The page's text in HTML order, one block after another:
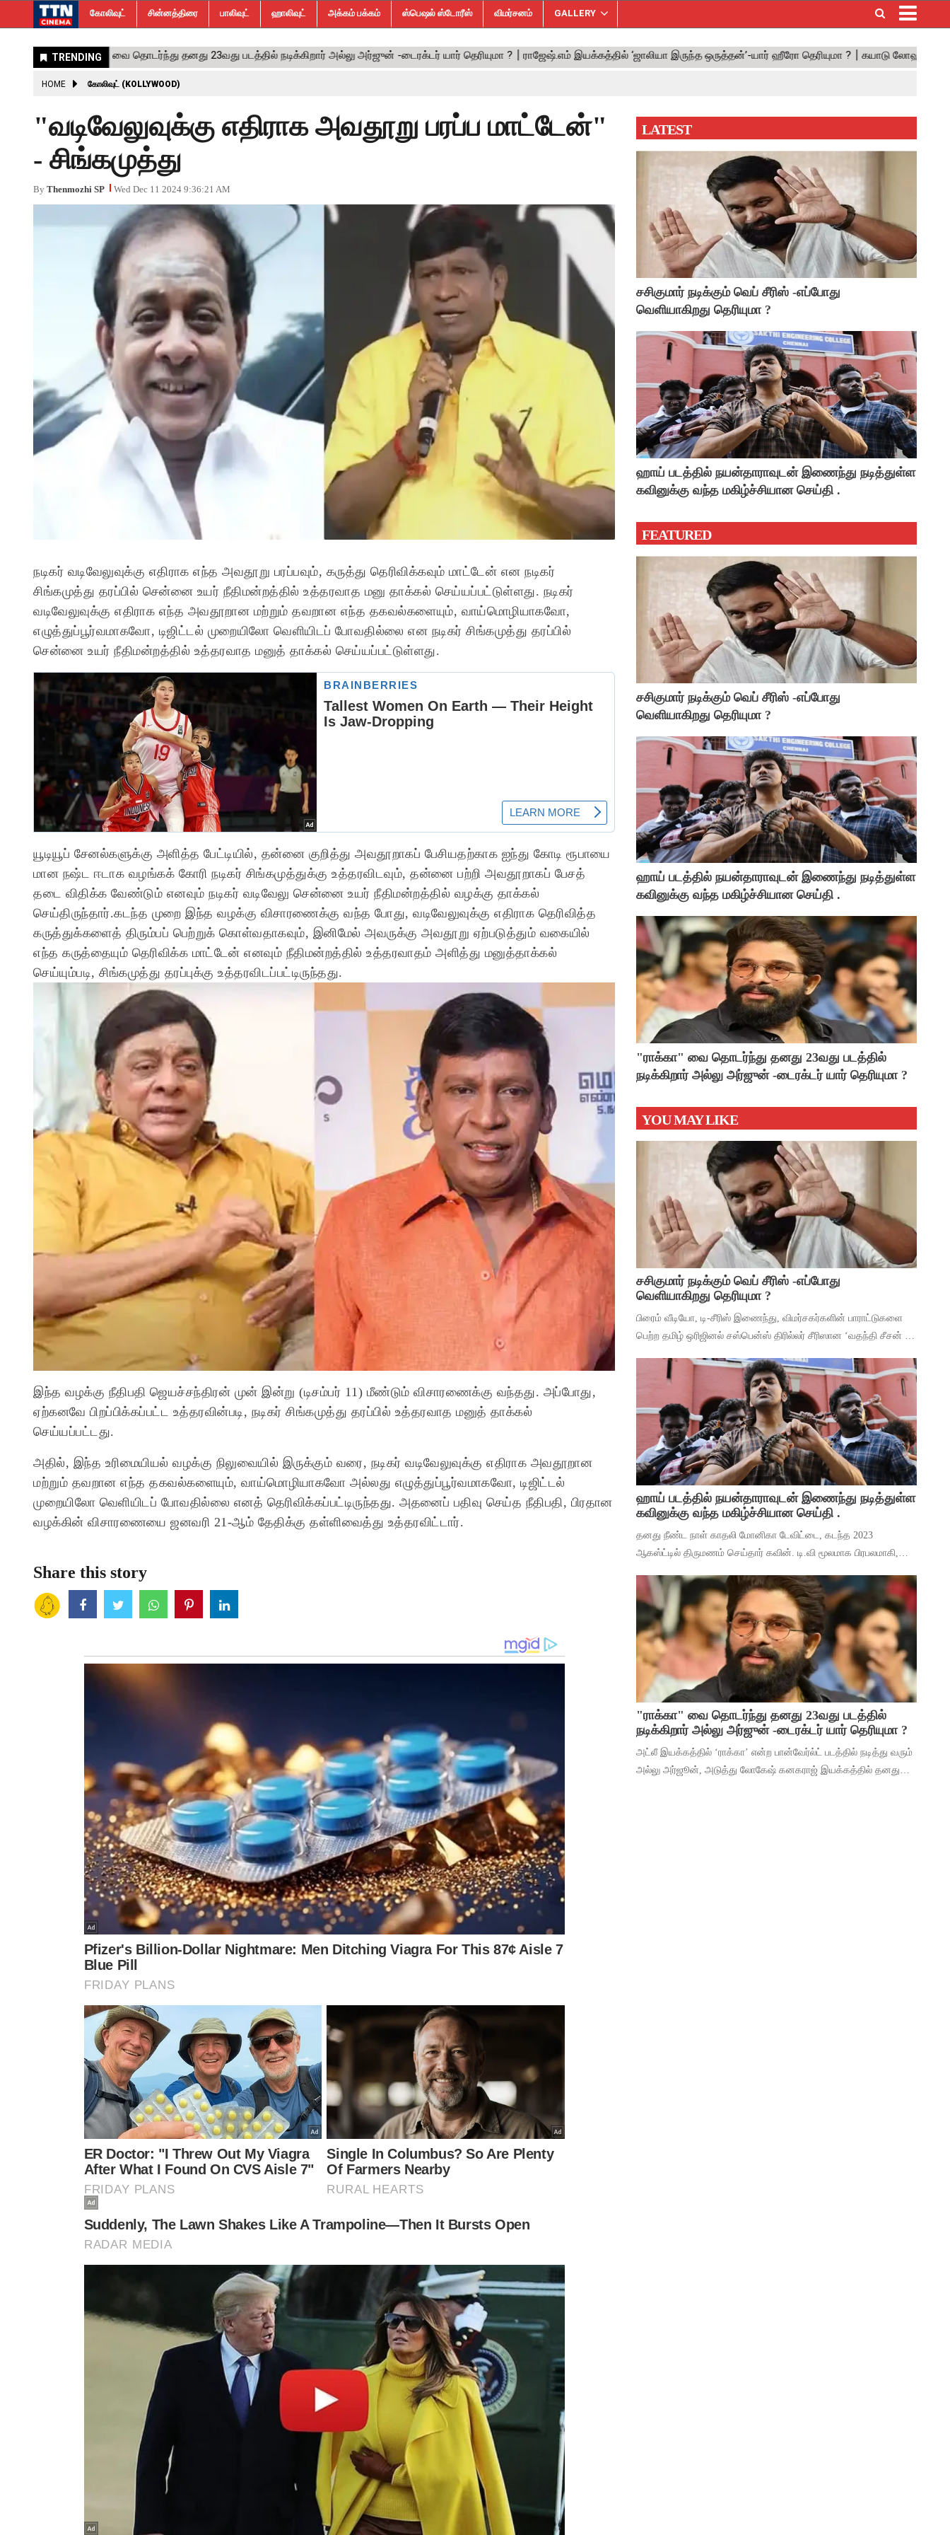
கோலிவுட் சின்னத்திரை பாலிவுட் ஹாலிவுட் அக்கம் பக்கம் ஸ்பெஷல் ஸ்டோரீஸ் விமர்சனம் GALLERY
HOME கோலிவுட் (KOLLYWOOD)
"வடிவேலுவுக்கு எதிராக அவதூறு பரப்ப மாட்டேன்"
- சிங்கமுத்து
By Thenmozhi SP Wed Dec 11 2024 9:36:21 AM
நடிகர் வடிவேலுவுக்கு எதிராக எந்த அவதூறு பரப்பவும், கருத்து தெரிவிக்கவும் மாட்டேன் என நடிகர்
சிங்கமுத்து தரப்பில் சென்னை உயர் நீதிமன்றத்தில் உத்தரவாத மனு தாக்கல் செய்யப்பட்டுள்ளது. நடிகர்
வடிவேலுவுக்கு எதிராக எந்த அவதூறான மற்றும் தவறான எந்த தகவல்களையும், வாய்மொழியாகவோ,
எழுத்துப்பூர்வமாகவோ, டிஜிட்டல் முறையிலோ வெளியிடப் போவதில்லை என நடிகர் சிங்கமுத்து தரப்பில்
சென்னை உயர் நீதிமன்றத்தில் உத்தரவாத மனுத் தாக்கல் செய்யப்பட்டுள்ளது.
யூடியூப் சேனல்களுக்கு அளித்த பேட்டியில், தன்னை குறித்து அவதூறாகப் பேசியதற்காக ஐந்து கோடி ரூபாயை
மான நஷ்ட ஈடாக வழங்கக் கோரி நடிகர் சிங்கமுத்துக்கு உத்தரவிடவும், தன்னை பற்றி அவதூறாகப் பேசத்
தடை விதிக்க வேண்டும் எனவும் நடிகர் வடிவேலு சென்னை உயர் நீதிமன்றத்தில் வழக்கு தாக்கல்
செய்திருந்தார்.கடந்த முறை இந்த வழக்கு விசாரணைக்கு வந்த போது, வடிவேலுவுக்கு எதிராக தெரிவித்த
கருத்துக்களைத் திரும்பப் பெற்றுக் கொள்வதாகவும், இனிமேல் அவருக்கு அவதூறு ஏற்படுத்தும் வகையில்
எந்த கருத்தையும் தெரிவிக்க மாட்டேன் எனவும் நீதிமன்றத்தில் உத்தரவாதம் அளித்து மனுத்தாக்கல்
செய்யும்படி, சிங்கமுத்து தரப்புக்கு உத்தரவிடப்பட்டிருந்தது.
இந்த வழக்கு நீதிபதி ஜெயச்சந்திரன் முன் இன்று (டிசம்பர் 11) மீண்டும் விசாரணைக்கு வந்தது. அப்போது,
ஏற்கனவே பிறப்பிக்கப்பட்ட உத்தரவின்படி, நடிகர் சிங்கமுத்து தரப்பில் உத்தரவாத மனுத் தாக்கல்
செய்யப்பட்டது.
அதில், இந்த உரிமையியல் வழக்கு நிலுவையில் இருக்கும் வரை, நடிகர் வடிவேலுவுக்கு எதிராக அவதூறான
மற்றும் தவறான எந்த தகவல்களையும், வாய்மொழியாகவோ அல்லது எழுத்துப்பூர்வமாகவோ, டிஜிட்டல்
முறையிலோ வெளியிடப் போவதில்லை எனத் தெரிவிக்கப்பட்டிருந்தது. அதனைப் பதிவு செய்த நீதிபதி, பிரதான
வழக்கின் விசாரணையை ஜனவரி 21-ஆம் தேதிக்கு தள்ளிவைத்து உத்தரவிட்டார்.
Share this story
LATEST
சசிகுமார் நடிக்கும் வெப் சீரிஸ் -எப்போது
வெளியாகிறது தெரியுமா ?
ஹாய் படத்தில் நயன்தாராவுடன் இணைந்து நடித்துள்ள
கவினுக்கு வந்த மகிழ்ச்சியான செய்தி .
FEATURED
சசிகுமார் நடிக்கும் வெப் சீரிஸ் -எப்போது
வெளியாகிறது தெரியுமா ?
ஹாய் படத்தில் நயன்தாராவுடன் இணைந்து நடித்துள்ள
கவினுக்கு வந்த மகிழ்ச்சியான செய்தி .
"ராக்கா" வை தொடர்ந்து தனது 23வது படத்தில்
நடிக்கிறார் அல்லு அர்ஜுன் -டைரக்டர் யார் தெரியுமா ?
YOU MAY LIKE
சசிகுமார் நடிக்கும் வெப் சீரிஸ் -எப்போது
வெளியாகிறது தெரியுமா ?
பிரைம் வீடியோ, டி-சீரிஸ் இணைந்து, விமர்சகர்களின் பாராட்டுகளை
பெற்ற தமிழ் ஒரிஜினல் சஸ்பென்ஸ் திரில்லர் சீரிஸான ‘வதந்தி சீசன் 2:
வெளியிட்டுள்ளனர். ச
ஹாய் படத்தில் நயன்தாராவுடன் இணைந்து நடித்துள்ள
கவினுக்கு வந்த மகிழ்ச்சியான செய்தி .
தனது நீண்ட நாள் காதலி மோனிகா டேவிட்டை, கடந்த 2023
ஆகஸ்ட்டில் திருமணம் செய்தார் கவின். டி.வி மூலமாக பிரபலமாகி,
மூலம் ஹீரோவாக மாறி வெற்றிபெ
"ராக்கா" வை தொடர்ந்து தனது 23வது படத்தில்
நடிக்கிறார் அல்லு அர்ஜுன் -டைரக்டர் யார் தெரியுமா ?
அட்லீ இயக்கத்தில் ‘ராக்கா’ என்ற பான்வேர்ல்ட் படத்தில் நடித்து வரும்
அல்லு அர்ஜூன், அடுத்து லோகேஷ் கனகராஜ் இயக்கத்தில் தனது